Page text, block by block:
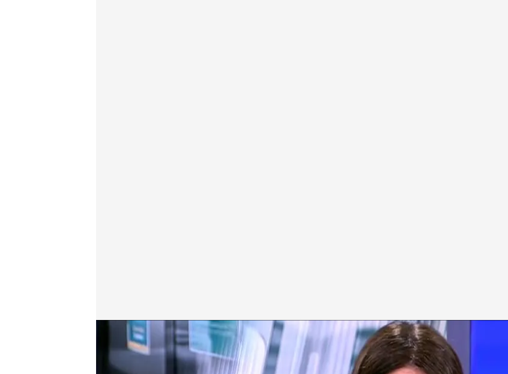
Sonia Ferrer, periodista y presentadora cuatro.com
En boca de todos